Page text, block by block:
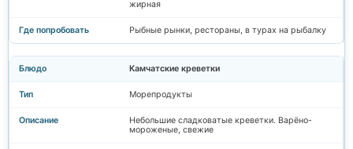
жирная
Рыбные рынки, рестораны, в турах на рыбалку
Камчатские креветки
Морепродукты
Небольшие сладковатые креветки. Варёно-
мороженые, свежие